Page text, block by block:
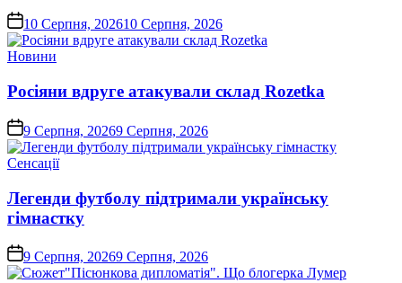
on 10 Серпня, 202610 Серпня, 2026
Опублікувати
Новини
Росіяни вдруге атакували склад Rozetka
on9 Серпня, 20269 Серпня, 2026
Опублікувати
Сенсації
Легенди футболу підтримали українську
гімнастку
on9 Серпня, 20269 Серпня, 2026